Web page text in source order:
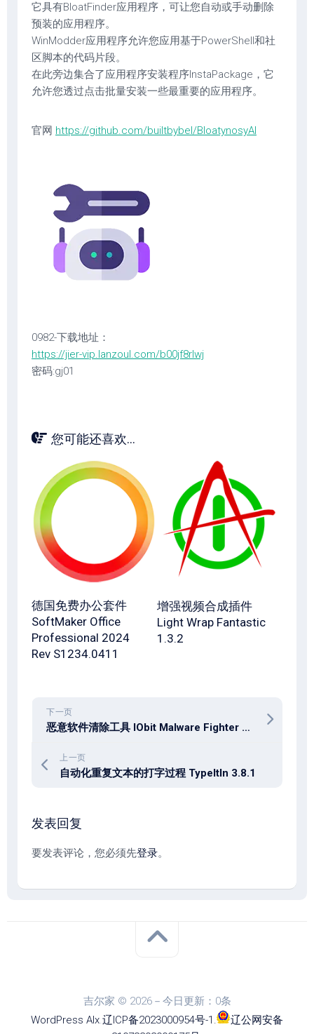
它具有BloatFinder应用程序，可让您自动或手动删除
预装的应用程序。
WinModder应用程序允许您应用基于PowerShell和社
区脚本的代码片段。
在此旁边集合了应用程序安装程序InstaPackage，它
允许您透过点击批量安装一些最重要的应用程序。
官网 https://github.com/builtbybel/BloatynosyAI
0982-下载地址：
https://jier-vip.lanzoul.com/b00jf8rlwj
密码:gj01
您可能还喜欢...
德国免费办公套件
SoftMaker Office
Professional 2024
Rev S1234.0411
增强视频合成插件
Light Wrap Fantastic
1.3.2
下一页
恶意软件清除工具 IObit Malware Fighter Pro 13.2.0.1635
上一页
自动化重复文本的打字过程 TypeItIn 3.8.1
发表回复
要发表评论，您必须先登录。
吉尔家 © 2026－今日更新：0条
WordPress Alx.辽ICP备2023000954号-1 .
辽公网安备